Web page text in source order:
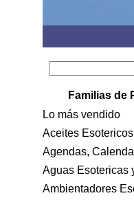
Familias de
Lo más vendido
Aceites Esotericos
Agendas,
Aguas Esotericas
Ambientadores